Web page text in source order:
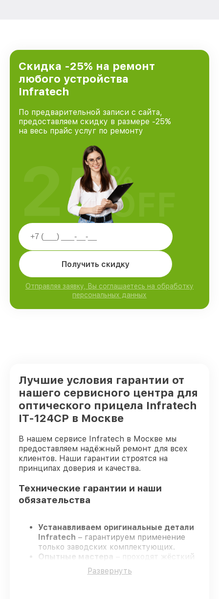
Скидка -25% на ремонт
любого устройства
Infratech
По предварительной записи с сайта,
предоставляем скидку в размере -25%
на весь прайс услуг по ремонту
Получить скидку
Отправляя заявку, Вы соглашаетесь на обработку
персональных данных
25%
OFF
Лучшие условия гарантии от
нашего сервисного центра для
оптического прицела Infratech
IT-124CP в Москве
В нашем сервисе Infratech в Москве мы
предоставляем надёжный ремонт для всех
клиентов. Наши гарантии строятся на
принципах доверия и качества.
Технические гарантии и наши
обязательства
Устанавливаем оригинальные детали
Infratech – гарантируем применение
только заводских комплектующих.
Опытные мастера
– проходят жёсткий
контроль знаний и навыков, что
гарантирует качество выполняемых
Развернуть